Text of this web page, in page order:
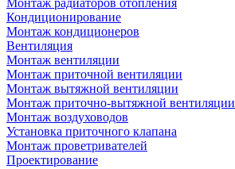
Монтаж радиаторов отопления
Кондиционирование
Монтаж кондиционеров
Вентиляция
Монтаж вентиляции
Монтаж приточной вентиляции
Монтаж вытяжной вентиляции
Монтаж приточно-вытяжной вентиляции
Монтаж воздуховодов
Установка приточного клапана
Монтаж проветривателей
Проектирование